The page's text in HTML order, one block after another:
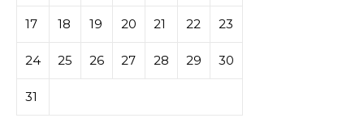
17 18 19 20 21 22 23
24 25 26 27 28 29 30
31